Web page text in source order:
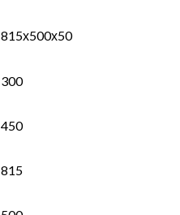
815х500х50
300
450
815